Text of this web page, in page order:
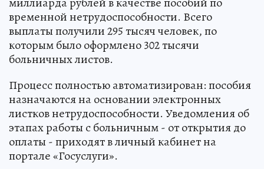
временной нетрудоспособности. Всего
выплаты получили 295 тысяч человек, по
которым было оформлено 302 тысячи
больничных листов.
Процесс полностью автоматизирован: пособия
назначаются на основании электронных
листков нетрудоспособности. Уведомления об
этапах работы с больничным - от открытия до
оплаты - приходят в личный кабинет на
портале «Госуслуги».